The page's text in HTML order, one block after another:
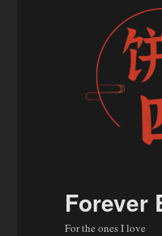
Forever
For the ones I love